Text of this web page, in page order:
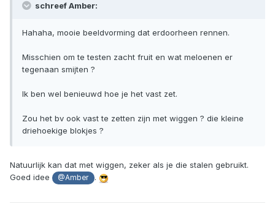
schreef Amber:
Hahaha, mooie beeldvorming dat erdoorheen rennen.
Misschien om te testen zacht fruit en wat meloenen er
tegenaan smijten ?
Ik ben wel benieuwd hoe je het vast zet.
Zou het bv ook vast te zetten zijn met wiggen ? die kleine
driehoekige blokjes ?
Natuurlijk kan dat met wiggen, zeker als je die stalen gebruikt.
Goed idee
@Amber .